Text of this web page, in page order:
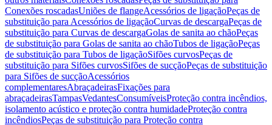
Conexões roscadasUniões de flangeAcessórios de ligaçãoPeças de
substituição para Acessórios de ligaçãoCurvas de descargaPeças de
substituição para Curvas de descargaGolas de sanita ao chãoPeças
de substituição para Golas de sanita ao chãoTubos de ligaçãoPeças
de substituição para Tubos de ligaçãoSifões curvosPeças de
substituição para Sifões curvosSifões de sucçãoPeças de substituição
para Sifões de sucçãoAcessórios
complementaresAbraçadeirasFixações para
abraçadeirasTampasVedantesConsumíveisProteção contra incêndios,
isolamento acústico e proteção contra humidadeProteção contra
incêndiosPeças de substituição para Proteção contra